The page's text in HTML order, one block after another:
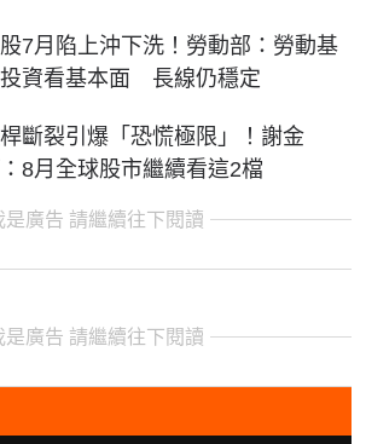
7月陷上沖下洗！勞動部：勞動基
資看基本面 長線仍穩定
斷裂引爆「恐慌極限」！謝金
8月全球股市繼續看這2檔
是廣告 請繼續往下閱讀
是廣告 請繼續往下閱讀